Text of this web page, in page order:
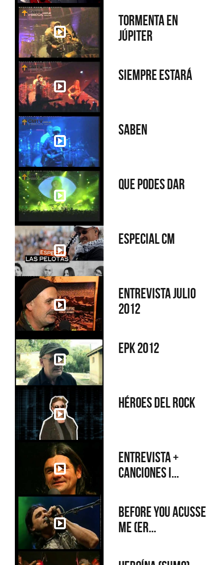
Tormenta en
Júpiter
Siempre estará
Saben
Que podes dar
Especial CM
Entrevista Julio
2012
Epk 2012
Héroes del Rock
Entrevista +
Canciones i...
Before you acusse
me (Er...